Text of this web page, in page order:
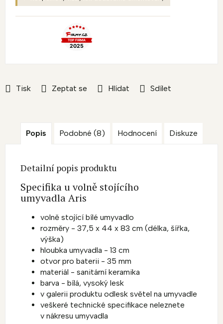
Tisk Zeptat se Hlídat Sdílet
Popis Podobné (8) Hodnocení Diskuze
Detailní popis produktu
Specifika u volně stojícího
umyvadla Aris
volně stojící bílé umyvadlo
rozměry - 37,5 x 44 x 83 cm (délka, šířka,
výška)
hloubka umyvadla - 13 cm
otvor pro baterii - 35 mm
materiál - sanitární keramika
barva - bílá, vysoký lesk
v galerii produktu odlesk světel na umyvadle
veškeré technické specifikace neleznete
v nákresu umyvadla